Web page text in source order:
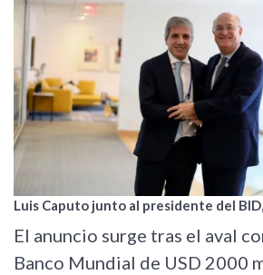
Luis Caputo junto al presidente del
El anuncio surge tras el aval
Banco Mundial de USD 2000